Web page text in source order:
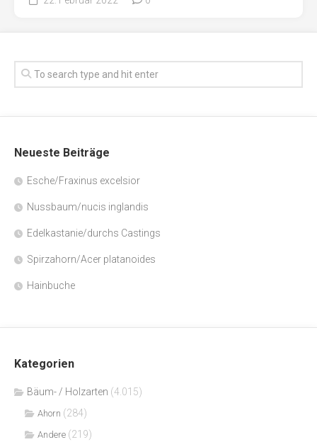
Neueste Beiträge
Esche/Fraxinus excelsior
Nussbaum/nucis inglandis
Edelkastanie/durchs Castings
Spirzahorn/Acer platanoides
Hainbuche
Kategorien
Bäum- / Holzarten (4.015)
Ahorn (284)
Andere (219)